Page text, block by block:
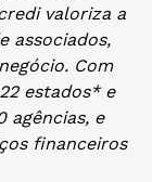
valoriza a
associados,
Com
estados* e
agências, e
financeiros